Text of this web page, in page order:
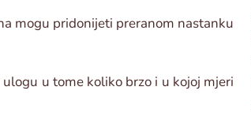
mogu pridonijeti preranom nastanku
u tome koliko brzo i u kojoj mjeri